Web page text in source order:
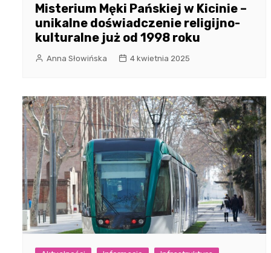
Misterium Męki Pańskiej w Kicinie –
unikalne doświadczenie religijno-
kulturalne już od 1998 roku
Anna Słowińska 4 kwietnia 2025